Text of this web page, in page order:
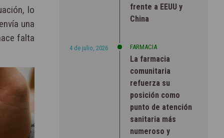
lo
una
falta
frente a EEUU y
China
4 de julio, 2026 FARMACIA
La farmacia
comunitaria
refuerza su
posición como
punto de atención
sanitaria más
numeroso y